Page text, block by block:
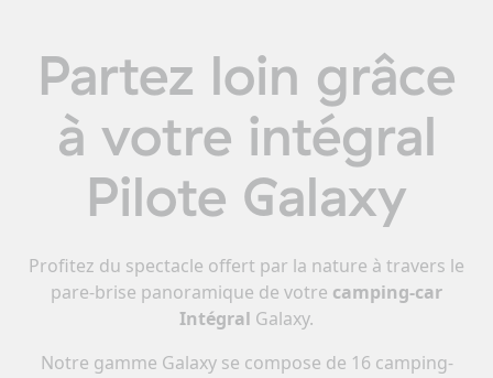
Partez loin grâce
à votre intégral
Pilote Galaxy
Profitez du spectacle offert par la nature à travers le
pare-brise panoramique de votre camping-car
Intégral Galaxy.
Notre gamme Galaxy se compose de 16 camping-